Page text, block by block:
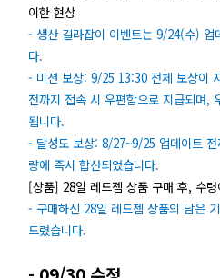
이한 현상
- 생산 길라잡이 이벤트는 9/24(수) 업
다.
- 미션 보상: 9/25 13:30 전체 보상이
전까지 접속 시 우편함으로 지급되며,
됩니다.
- 달성도 보상: 8/27~9/25 업데이트
량에 즉시 합산되었습니다.
[상품] 28일 레드젬 상품 구매 후, 수
- 구매하신 28일 레드젬 상품의 남은
드렸습니다.